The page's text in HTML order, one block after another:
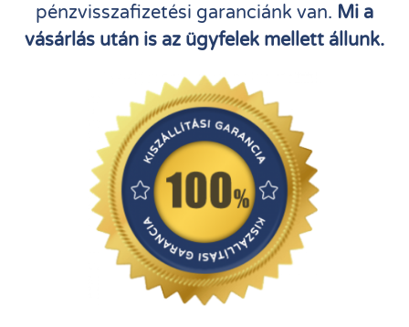
pénzvisszafizetési garanciánk van. Mi a
vásárlás után is az ügyfelek mellett állunk.